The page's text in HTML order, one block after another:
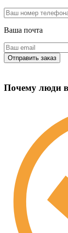
Ваша почта
Почему люди